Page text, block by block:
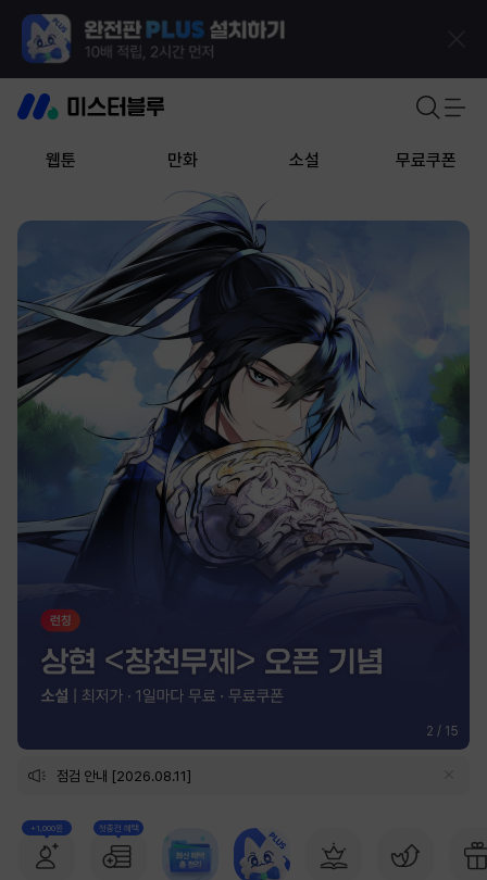
웹툰 만화 소설 무료쿠폰
2 / 15
점검 안내 [2026.08.11]
+1,000원 첫충전 혜택